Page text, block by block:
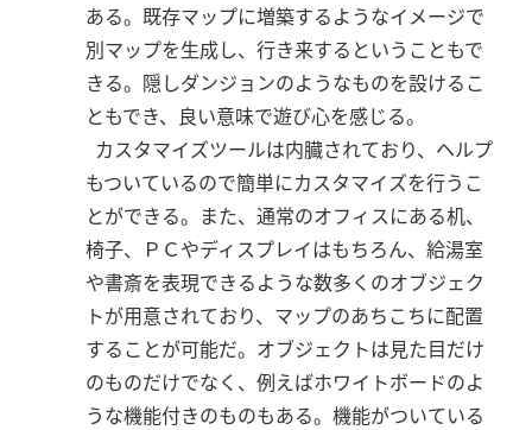
ある。既存マップに増築するようなイメージで
別マップを生成し、行き来するということもで
きる。隠しダンジョンのようなものを設けるこ
ともでき、良い意味で遊び心を感じる。
カスタマイズツールは内臓されており、ヘルプ
もついているので簡単にカスタマイズを行うこ
とができる。また、通常のオフィスにある机、
椅子、ＰＣやディスプレイはもちろん、給湯室
や書斎を表現できるような数多くのオブジェク
トが用意されており、マップのあちこちに配置
することが可能だ。オブジェクトは見た目だけ
のものだけでなく、例えばホワイトボードのよ
うな機能付きのものもある。機能がついている